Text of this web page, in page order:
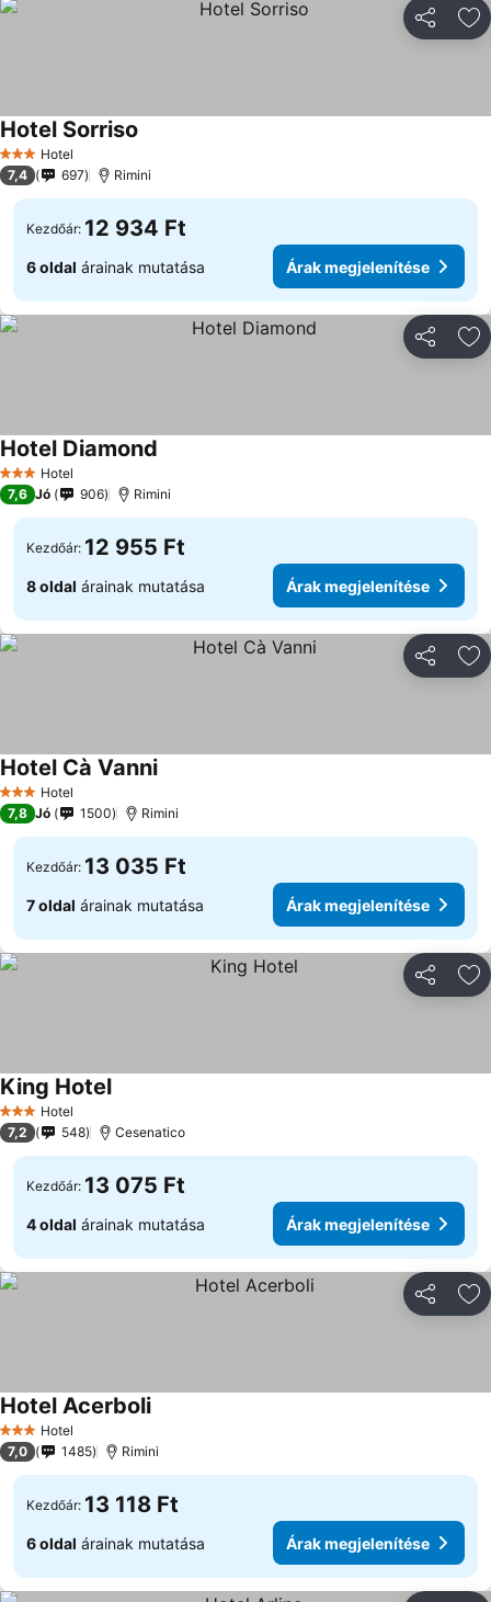
3 Kategória
Hotel
Hotel Sorriso
7,4 697 Rimini
Kezdőár: 12 934 Ft
6 oldal árainak mutatása Árak megjelenítése
3 Kategória
Hotel
Hotel Diamond
7,6 Jó 906 Rimini
Kezdőár: 12 955 Ft
8 oldal árainak mutatása Árak megjelenítése
3 Kategória
Hotel
Hotel Cà Vanni
7,8 Jó 1500 Rimini
Kezdőár: 13 035 Ft
7 oldal árainak mutatása Árak megjelenítése
3 Kategória
Hotel
King Hotel
7,2 548 Cesenatico
Kezdőár: 13 075 Ft
4 oldal árainak mutatása Árak megjelenítése
3 Kategória
Hotel
Hotel Acerboli
7,0 1485 Rimini
Kezdőár: 13 118 Ft
6 oldal árainak mutatása Árak megjelenítése